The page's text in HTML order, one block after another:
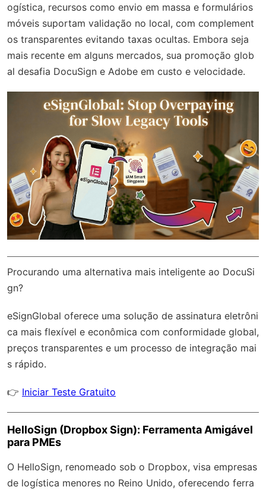
ogística, recursos como envio em massa e formulários
móveis suportam validação no local, com complement
os transparentes evitando taxas ocultas. Embora seja
mais recente em alguns mercados, sua promoção glob
al desafia DocuSign e Adobe em custo e velocidade.
Procurando uma alternativa mais inteligente ao DocuSi
gn?
eSignGlobal oferece uma solução de assinatura eletrôni
ca mais flexível e econômica com conformidade global,
preços transparentes e um processo de integração mai
s rápido.
👉 Iniciar Teste Gratuito
HelloSign (Dropbox Sign): Ferramenta Amigável
para PMEs
O HelloSign, renomeado sob o Dropbox, visa empresas
de logística menores no Reino Unido, oferecendo ferra